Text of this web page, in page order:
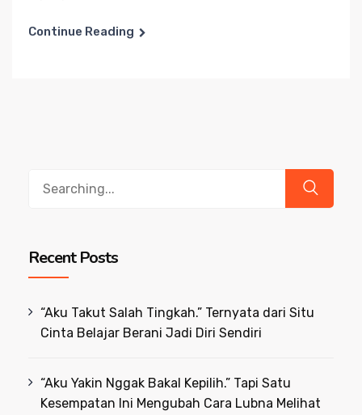
Continue Reading
Recent Posts
“Aku Takut Salah Tingkah.” Ternyata dari Situ
Cinta Belajar Berani Jadi Diri Sendiri
“Aku Yakin Nggak Bakal Kepilih.” Tapi Satu
Kesempatan Ini Mengubah Cara Lubna Melihat